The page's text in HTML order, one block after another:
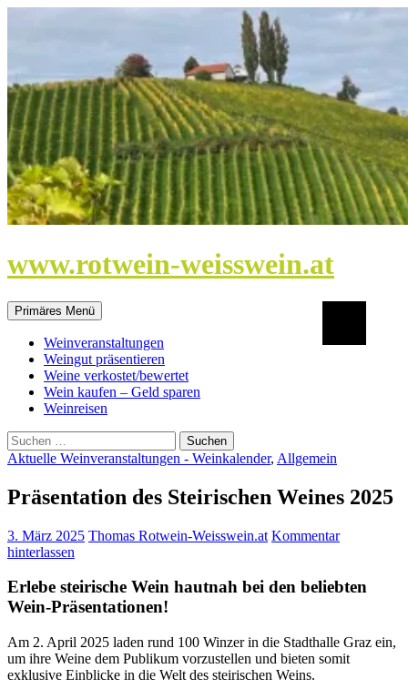
www.rotwein-weisswein.at
Primäres Menü
Weinveranstaltungen
Weingut präsentieren
Weine verkostet/bewertet
Wein kaufen – Geld sparen
Weinreisen
Suchen
nach:
Aktuelle Weinveranstaltungen - Weinkalender, Allgemein
Präsentation des Steirischen Weines 2025
3. März 2025 Thomas Rotwein-Weisswein.at Kommentar
hinterlassen
Erlebe steirische Wein hautnah bei den beliebten
Wein-Präsentationen!
Am 2. April 2025 laden rund 100 Winzer in die Stadthalle Graz ein,
um ihre Weine dem Publikum vorzustellen und bieten somit
exklusive Einblicke in die Welt des steirischen Weins.